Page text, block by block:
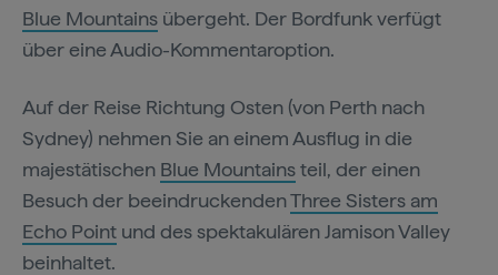
Blue Mountains übergeht. Der Bordfunk verfügt
über eine Audio-Kommentaroption.
Auf der Reise Richtung Osten (von Perth nach
Sydney) nehmen Sie an einem Ausflug in die
majestätischen Blue Mountainsteil, der einen
Besuch der beeindruckendenThree Sisters am
Echo Point und des spektakulären Jamison Valley
beinhaltet.